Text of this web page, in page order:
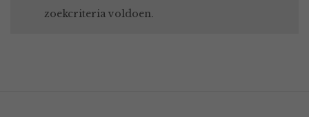
zoekcriteria voldoen.